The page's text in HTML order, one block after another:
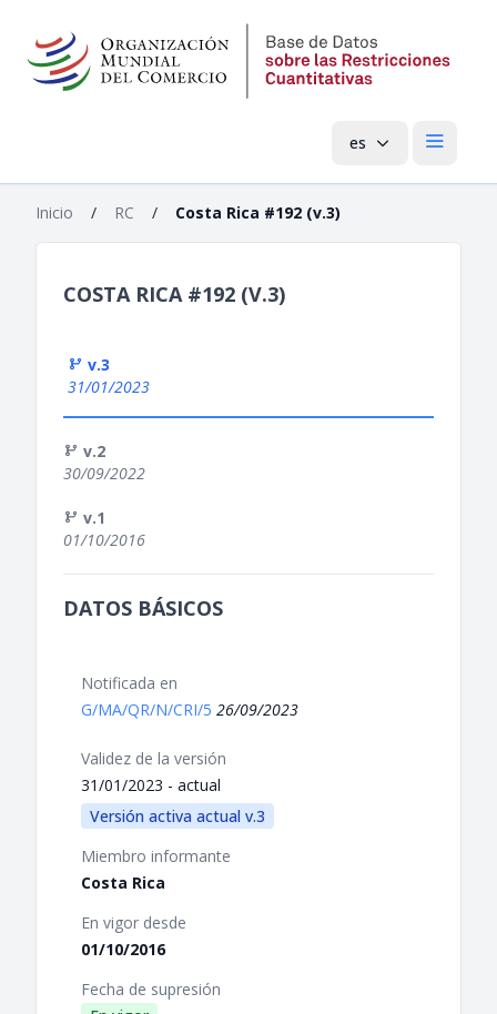
es Menú
Inicio / RC / Costa Rica #192 (v.3)
COSTA RICA #192 (V.3)
v.3
31/01/2023
v.2
30/09/2022
v.1
01/10/2016
DATOS BÁSICOS
Notificada en
G/MA/QR/N/CRI/5 26/09/2023
Validez de la versión
31/01/2023 - actual
Versión activa actual v.3
Miembro informante
Costa Rica
En vigor desde
01/10/2016
Fecha de supresión